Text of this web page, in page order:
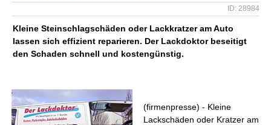
ID: 28984
Kleine Steinschlagschäden oder Lackkratzer am Auto
lassen sich effizient reparieren. Der Lackdoktor beseitigt
den Schaden schnell und kostengünstig.
(firmenpresse) - Kleine
Lackschäden oder Kratzer am